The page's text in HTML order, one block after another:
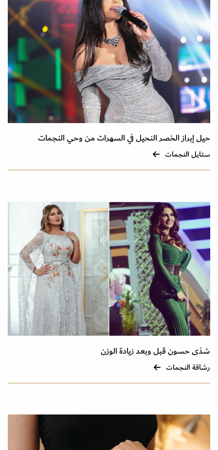
حيل إبراز الخصر النحيل في السهرات من وحي النجمات
ستايل النجمات
شذى حسون قبل وبعد زيادة الوزن
رشاقة النجمات